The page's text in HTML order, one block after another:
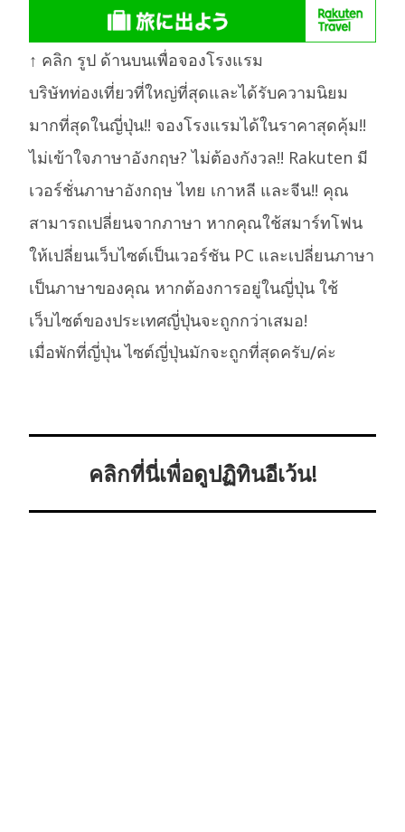
↑ คลิก รูป ด้านบนเพื่อจองโรงแรม
บริษัทท่องเที่ยวที่ใหญ่ที่สุดและได้รับความนิยม
มากที่สุดในญี่ปุ่น!! จองโรงแรมได้ในราคาสุดคุ้ม!!
ไม่เข้าใจภาษาอังกฤษ? ไม่ต้องกังวล!! Rakuten มี
เวอร์ชั่นภาษาอังกฤษ ไทย เกาหลี และจีน!! คุณ
สามารถเปลี่ยนจากภาษา หากคุณใช้สมาร์ทโฟน
ให้เปลี่ยนเว็บไซต์เป็นเวอร์ชัน PC และเปลี่ยนภาษา
เป็นภาษาของคุณ หากต้องการอยู่ในญี่ปุ่น ใช้
เว็บไซต์ของประเทศญี่ปุ่นจะถูกกว่าเสมอ!
เมื่อพักที่ญี่ปุ่น ไซต์ญี่ปุ่นมักจะถูกที่สุดครับ/ค่ะ
คลิกที่นี่เพื่อดูปฏิทินอีเว้น!